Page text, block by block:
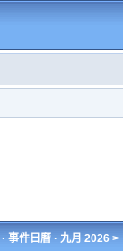
· 事件日曆 ·九月 2026 >